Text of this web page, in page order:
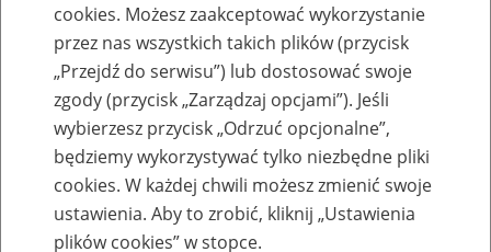
Szkolenia
Zaproś ZUS do siebie: Aktywni 50+
cookies. Możesz zaakceptować wykorzystanie
przez nas wszystkich takich plików (przycisk
„Przejdź do serwisu”) lub dostosować swoje
zgody (przycisk „Zarządzaj opcjami”). Jeśli
wybierzesz przycisk „Odrzuć opcjonalne”,
będziemy wykorzystywać tylko niezbędne pliki
cookies. W każdej chwili możesz zmienić swoje
ustawienia. Aby to zrobić, kliknij „Ustawienia
plików cookies” w stopce.